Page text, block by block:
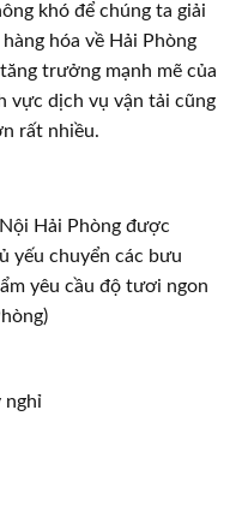
khó để chúng ta giải
hóa về Hải Phòng
trưởng mạnh mẽ của
vực dịch vụ vận tải cũng
rất nhiều.
Hải Phòng được
yếu chuyển các bưu
yêu cầu độ tươi ngon
nghỉ